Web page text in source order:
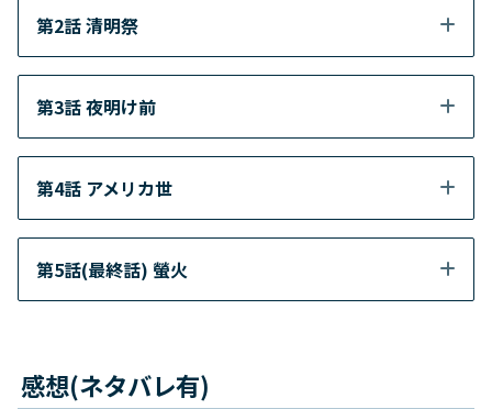
第2話 清明祭
第3話 夜明け前
第4話 アメリカ世
第5話(最終話) 螢火
感想(ネタバレ有)